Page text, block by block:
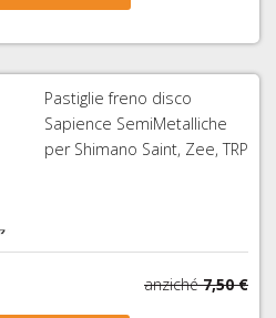
Pastiglie freno disco
Sapience SemiMetalliche
per Shimano Saint, Zee, TRP
anziché 7,50 €